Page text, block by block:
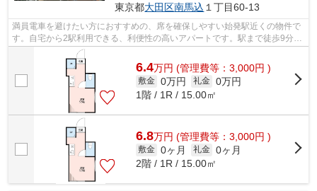
東京都大田区南馬込 １丁目60-13
満員電車を避けたい方におすすめの、席を確保しやすい始発駅近くの物件で
す。自宅から2駅利用できる、利便性の高いアパートです。駅まで徒歩9分な
ので、アクセスの良い物件です。ATMに...
6.4万円 (管理費等：3,000円 )
敷金 0万円 礼金 0万円
1階 / 1R / 15.00㎡
6.8万円 (管理費等：3,000円 )
敷金 0ヶ月 礼金 0ヶ月
2階 / 1R / 15.00㎡